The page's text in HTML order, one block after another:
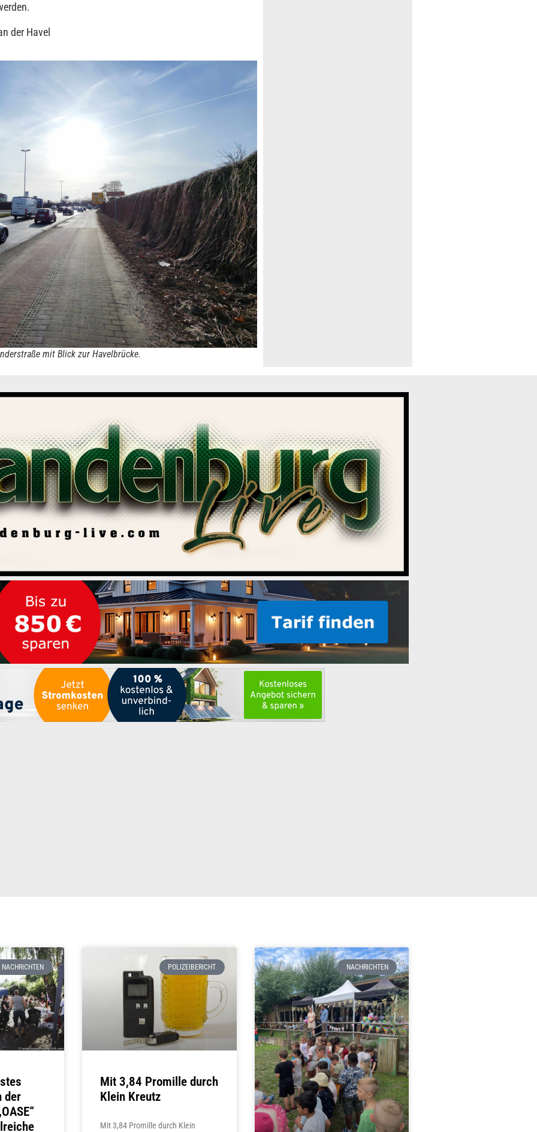
der Havel
mit Blick zur Havelbrücke.
NACHRICHTEN
der
POLIZEIBERICHT
Mit 3,84 Promille durch
Klein Kreutz
Mit 3,84 Promille durch Klein
NACHRICHTEN